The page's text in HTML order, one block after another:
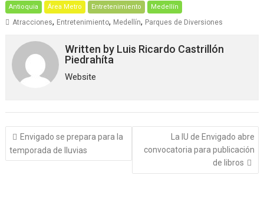
Antioquia Área Metro Entretenimiento Medellín
Atracciones, Entretenimiento, Medellín, Parques de Diversiones
Written by Luis Ricardo Castrillón
Piedrahíta
Website
Navegación
de
entradas
Envigado se prepara para la
temporada de lluvias
La IU de Envigado abre
convocatoria para publicación
de libros